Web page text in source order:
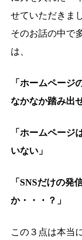
せていただきま
そのお話の中で
は、
「ホームページ
なかなか踏み出
「ホームページ
いない」
「SNSだけの発
か・・・？」
この３点は本当